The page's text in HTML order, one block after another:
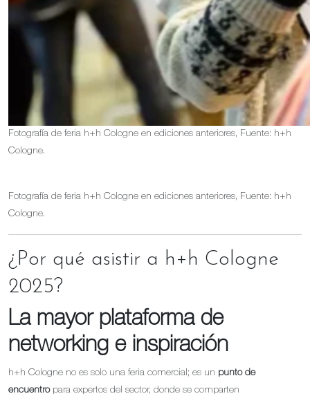
Fotografía de feria h+h Cologne en ediciones anteriores, Fuente: h+h
Cologne.
Fotografía de feria h+h Cologne en ediciones anteriores, Fuente: h+h
Cologne.
¿Por qué asistir a h+h Cologne
2025?
La mayor plataforma de
networking e inspiración
h+h Cologne no es solo una feria comercial; es un punto de
encuentropara expertos del sector, donde se comparten